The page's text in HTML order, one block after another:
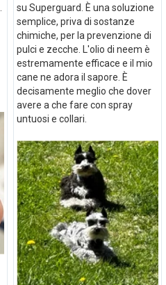
su Superguard. È una soluzione
semplice, priva di sostanze
chimiche, per la prevenzione di
pulci e zecche. L'olio di neem è
estremamente efficace e il mio
cane ne adora il sapore. È
decisamente meglio che dover
avere a che fare con spray
untuosi e collari.